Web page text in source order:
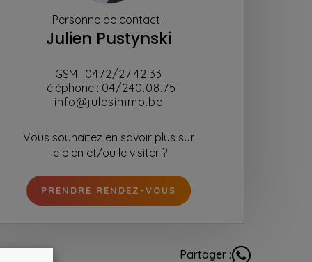
Personne de contact :
Julien Pustynski
GSM : 0472/27.42.33
Téléphone : 04/240.08.75
info@julesimmo.be
Vous souhaitez en savoir plus sur
le bien et/ou le visiter ?
PRENDRE RENDEZ-VOUS
Partager :